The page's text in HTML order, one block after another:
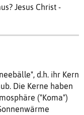
Jesus Christ -
d.h. ihr Kern
Die Kerne haben
("Koma")